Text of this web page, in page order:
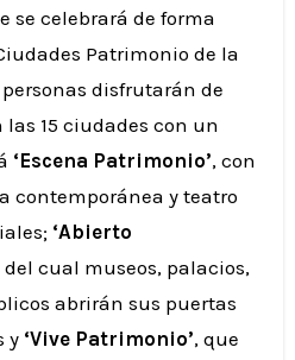
se celebrará de forma
Patrimonio de la
disfrutarán de
15 ciudades con un
‘Escena Patrimonio’, con
contemporánea y teatro
‘Abierto
del cual museos, palacios,
abrirán sus puertas
y ‘Vive Patrimonio’, que